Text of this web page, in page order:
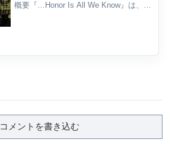
概要『…Honor Is All We Know』は、ラ
コメントを書き込む